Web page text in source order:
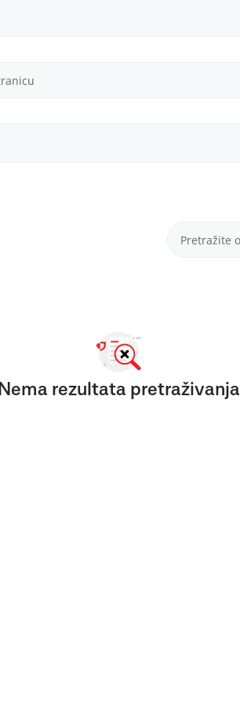
Nema rezultata pretraživanja